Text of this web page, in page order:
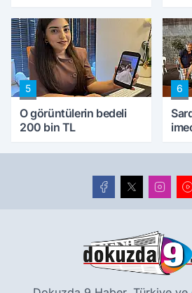
5
O görüntülerin bedeli
200 bin TL
6